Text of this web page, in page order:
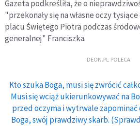
Gazeta podkreśliła, że o
"przekonały się na własne oczy
placu Świętego Piotra podczas
generalnej" Franciszka.
DEON.PL POLECA
Kto szuka Boga, musi się zwrócić
Musi się wciąż ukierunkowywać na
przed oczyma i wytrwale zapominać
Boga, swój prawdziwy skarb.